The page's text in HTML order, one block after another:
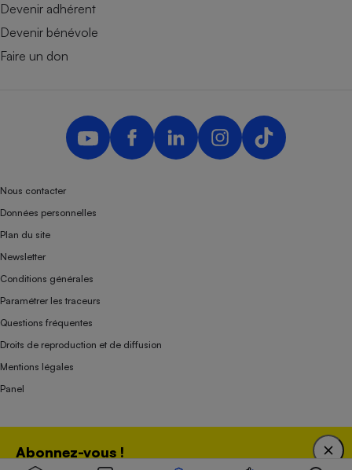
Abonnez-vous !
Devenir adhérent
Devenir bénévole
Faire un don
Nous contacter
Données personnelles
Plan du site
Newsletter
Conditions générales
Paramétrer les traceurs
Questions fréquentes
Droits de reproduction et de diffusion
Mentions légales
Panel
Association indépendante de l’État, des syndicats, des producteurs et des
distributeurs depuis 1951.